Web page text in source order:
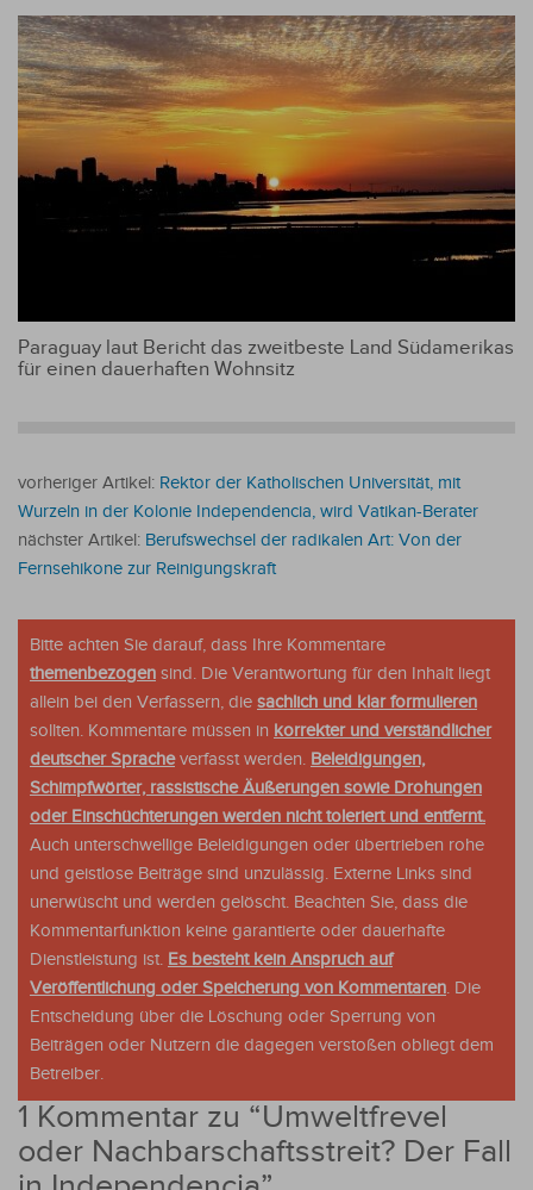
Paraguay laut Bericht das zweitbeste Land Südamerikas
für einen dauerhaften Wohnsitz
vorheriger Artikel: Rektor der Katholischen Universität, mit
Wurzeln in der Kolonie Independencia, wird Vatikan-Berater
nächster Artikel: Berufswechsel der radikalen Art: Von der
Fernsehikone zur Reinigungskraft
Bitte achten Sie darauf, dass Ihre Kommentare
themenbezogen sind. Die Verantwortung für den Inhalt liegt
allein bei den Verfassern, die sachlich und klar formulieren
sollten. Kommentare müssen in korrekter und verständlicher
deutscher Spracheverfasst werden. Beleidigungen,
Schimpfwörter, rassistische Äußerungen sowie Drohungen
oder Einschüchterungen werden nicht toleriert und entfernt.
Auch unterschwellige Beleidigungen oder übertrieben rohe
und geistlose Beiträge sind unzulässig. Externe Links sind
unerwüscht und werden gelöscht. Beachten Sie, dass die
Kommentarfunktion keine garantierte oder dauerhafte
Dienstleistung ist. Es besteht kein Anspruch auf
Veröffentlichung oder Speicherung von Kommentaren. Die
Entscheidung über die Löschung oder Sperrung von
Beiträgen oder Nutzern die dagegen verstoßen obliegt dem
Betreiber.
1 Kommentar zu “Umweltfrevel
oder Nachbarschaftsstreit? Der Fall